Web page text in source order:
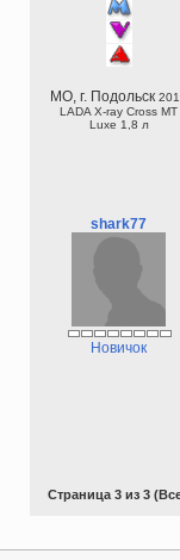
МО, г. Подольск
LADA X-ray Cross МТ
Luxe 1,8 л
shark77
Новичок
Страница 3 из 3